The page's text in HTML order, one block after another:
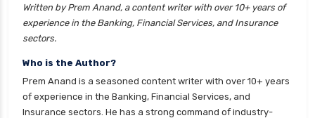
health insurance mumbai
health insurance nagpur
health insurance noida
Written by Prem Anand, a content writer with over 10+ years of
experience in the Banking, Financial Services, and Insurance
sectors.
Who is the Author?
Prem Anand is a seasoned content writer with over 10+ years
of experience in the Banking, Financial Services, and
Insurance sectors. He has a strong command of industry-